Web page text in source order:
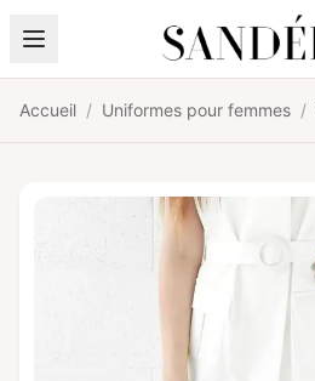
Aller au contenu
Accueil / Uniformes pour femmes /